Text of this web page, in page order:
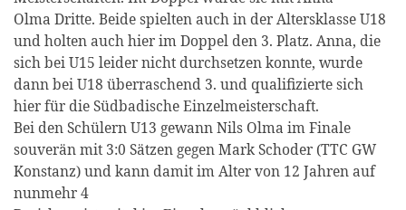
Olma Dritte. Beide spielten auch in der Altersklasse U18
und holten auch hier im Doppel den 3. Platz. Anna, die
sich bei U15 leider nicht durchsetzen konnte, wurde
dann bei U18 überraschend 3. und qualifizierte sich
hier für die Südbadische Einzelmeisterschaft.
Bei den Schülern U13 gewann Nils Olma im Finale
souverän mit 3:0 Sätzen gegen Mark Schoder (TTC GW
Konstanz) und kann damit im Alter von 12 Jahren auf
nunmehr 4